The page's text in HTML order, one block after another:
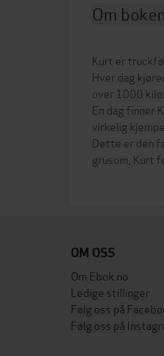
Om boken
Kurt er
Hver dag
over 1000
En dag finner
virkelig
Dette er den
grusom, Kurt
OM OSS
Om Ebok.no
Ledige stillinger
Følg oss på
Følg oss på